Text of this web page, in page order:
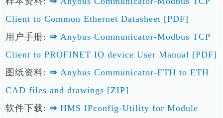
Client to Common Ethernet Datasheet [PDF]
用户手册: ⇒ Anybus Communicator-Modbus TCP
Client to PROFINET IO device User Manual [PDF]
图纸资料: ⇒ Anybus Communicator-ETH to ETH
CAD files and drawings [ZIP]
软件下载: ⇒ HMS IPconfig-Utility for Module